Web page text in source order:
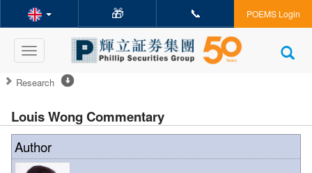
🎁 📞 POEMS Login
Toggle
navigation
Research
Louis Wong Commentary
Author